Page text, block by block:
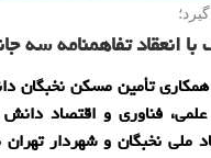
انعقاد تفاهمنامه سه
تأمین مسکن نخبگان
فناوری و اقتصاد دانش
ملی نخبگان و شهردار تهران